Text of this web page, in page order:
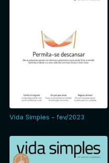
Vida Simples - fev/2023